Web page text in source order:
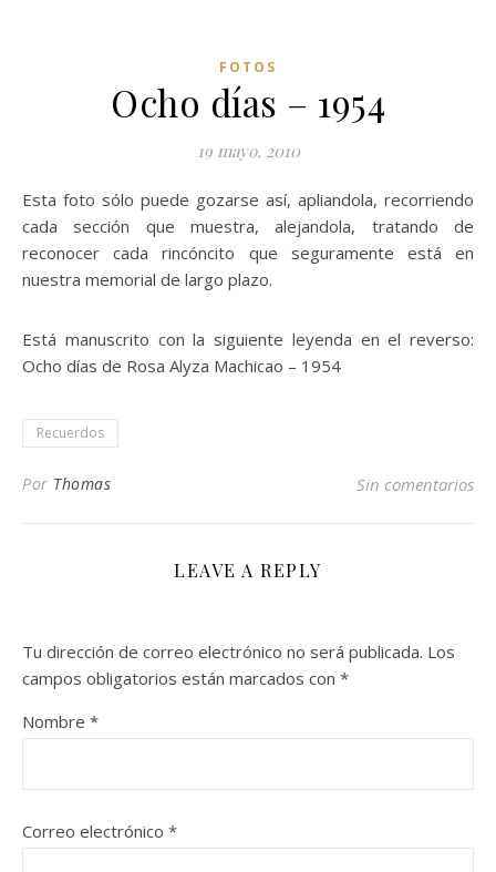
FOTOS
Ocho días – 1954
19 mayo, 2010
Esta foto sólo puede gozarse así, apliandola, recorriendo
cada sección que muestra, alejandola, tratando de
reconocer cada rincóncito que seguramente está en
nuestra memorial de largo plazo.
Está manuscrito con la siguiente leyenda en el reverso:
Ocho días de Rosa Alyza Machicao – 1954
Recuerdos
Por Thomas Sin comentarios
LEAVE A REPLY
Tu dirección de correo electrónico no será publicada. Los
campos obligatorios están marcados con *
Nombre *
Correo electrónico *